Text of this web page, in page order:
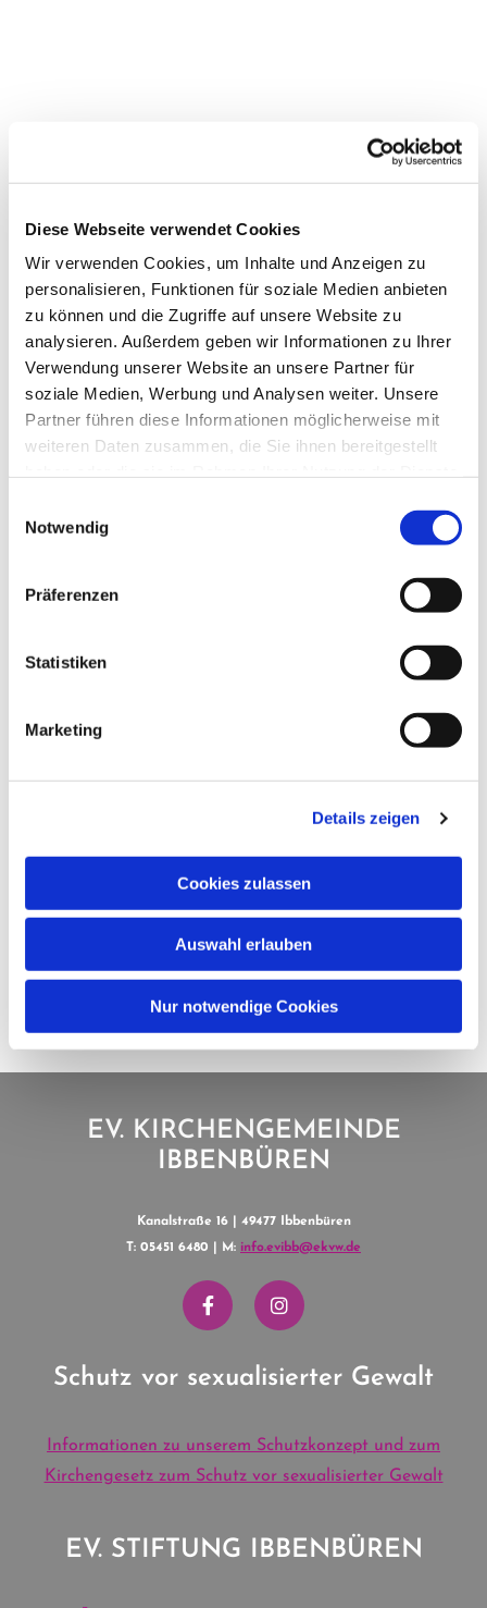
Diese Webseite verwendet Cookies
Wir verwenden Cookies, um Inhalte und Anzeigen zu
personalisieren, Funktionen für soziale Medien anbieten
zu können und die Zugriffe auf unsere Website zu
analysieren. Außerdem geben wir Informationen zu Ihrer
Verwendung unserer Website an unsere Partner für
soziale Medien, Werbung und Analysen weiter. Unsere
Partner führen diese Informationen möglicherweise mit
weiteren Daten zusammen, die Sie ihnen bereitgestellt
Notwendig
Präferenzen
Statistiken
Marketing
Details zeigen
Cookies zulassen
Auswahl erlauben
Nur notwendige Cookies
Dies könnte Sie auch
interessieren
EV. KIRCHENGEMEINDE
IBBENBÜREN
Kanalstraße 16 | 49477 Ibbenbüren
T: 05451 6480 | M: info.evibb@ekvw.de
Schutz vor sexualisierter Gewalt
Informationen zu unserem Schutzkonzept und zum
Kirchengesetz zum Schutz vor sexualisierter Gewalt
EV. STIFTUNG IBBENBÜREN